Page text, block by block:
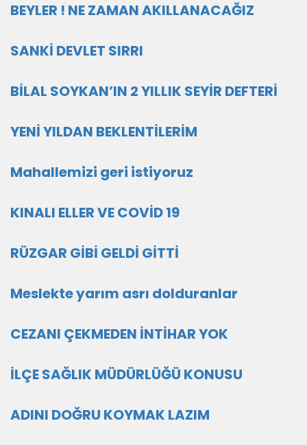
BEYLER ! NE ZAMAN AKILLANACAĞIZ
SANKİ DEVLET SIRRI
BİLAL SOYKAN’IN 2 YILLIK SEYİR DEFTERİ
YENİ YILDAN BEKLENTİLERİM
Mahallemizi geri istiyoruz
KINALI ELLER VE COVİD 19
RÜZGAR GİBİ GELDİ GİTTİ
Meslekte yarım asrı dolduranlar
CEZANI ÇEKMEDEN İNTİHAR YOK
İLÇE SAĞLIK MÜDÜRLÜĞÜ KONUSU
ADINI DOĞRU KOYMAK LAZIM